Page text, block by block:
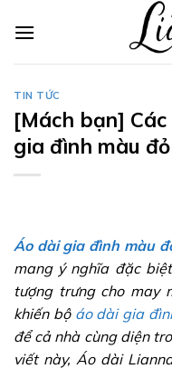
TIN TỨC
[Mách bạn]
gia đình màu
Áo dài gia đình màu
mang ý nghĩa đặc
tượng trưng cho may
khiến bộ áo dài gia
để cả nhà cùng diện
viết này, Áo dài